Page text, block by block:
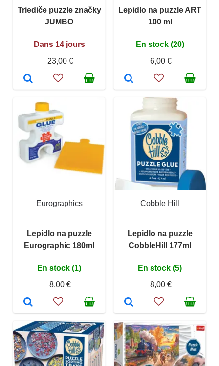
Triediče puzzle značky
JUMBO
Dans 14 jours
23,00 €
Lepidlo na puzzle ART
100 ml
En stock (20)
6,00 €
Eurographics
Lepidlo na puzzle
Eurographic 180ml
En stock (1)
8,00 €
Cobble Hill
Lepidlo na puzzle
CobbleHill 177ml
En stock (5)
8,00 €